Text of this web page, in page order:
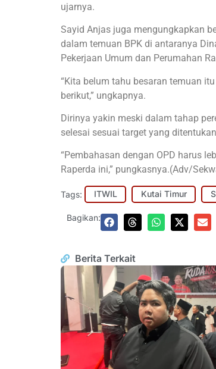
ujarnya.
Sayid Anjas juga mengungkapkan
dalam temuan BPK di antaranya
Pekerjaan Umum dan Perumahan
“Kita belum tahu besaran temuan
berikut,” ungkapnya.
Dirinya yakin meski dalam tahap
selesai sesuai target yang
“Pembahasan dengan OPD harus
Raperda ini,” pungkasnya.(Adv/
Tags: ITWIL Kutai Timur
Bagikan:
Berita Terkait